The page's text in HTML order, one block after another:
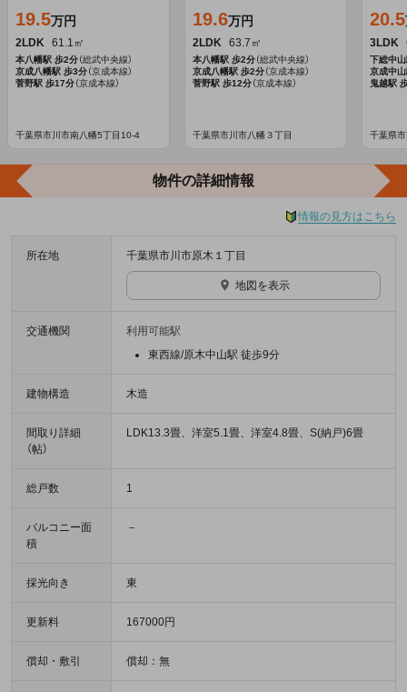
19.5万円
2LDK 61.1㎡
本八幡駅 歩2分（総武中央線）
京成八幡駅 歩3分（京成本線）
菅野駅 歩17分（京成本線）
千葉県市川市南八幡5丁目10-4
19.6万円
2LDK 63.7㎡
本八幡駅 歩2分（総武中央線）
京成八幡駅 歩2分（京成本線）
菅野駅 歩12分（京成本線）
千葉県市川市八幡３丁目
20.5
3LDK
下総中
京成中
鬼越駅
千葉県
物件の詳細情報
情報の見方はこちら
所在地 千葉県市川市原木１丁目
地図を表示
交通機関
利用可能駅
東西線/原木中山駅 徒歩9分
建物構造 木造
間取り詳細
（帖）
LDK13.3畳、洋室5.1畳、洋室4.8畳、S(納戸)6畳
総戸数 1
バルコニー面
積
－
採光向き 東
更新料 167000円
償却・敷引 償却：無